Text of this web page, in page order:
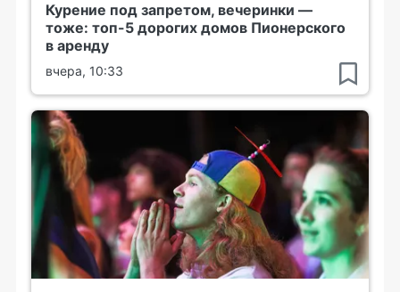
Курение под запретом, вечеринки —
тоже: топ-5 дорогих домов Пионерского
в аренду
вчера, 10:33